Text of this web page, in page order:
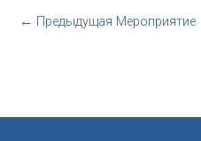
← Предыдущая Мероприятие